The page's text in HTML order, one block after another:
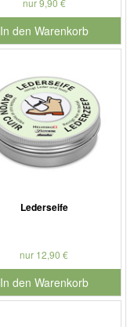
nur 9,90 €
In den Warenkorb
901186
Lederseife
nur 12,90 €
In den Warenkorb
901127